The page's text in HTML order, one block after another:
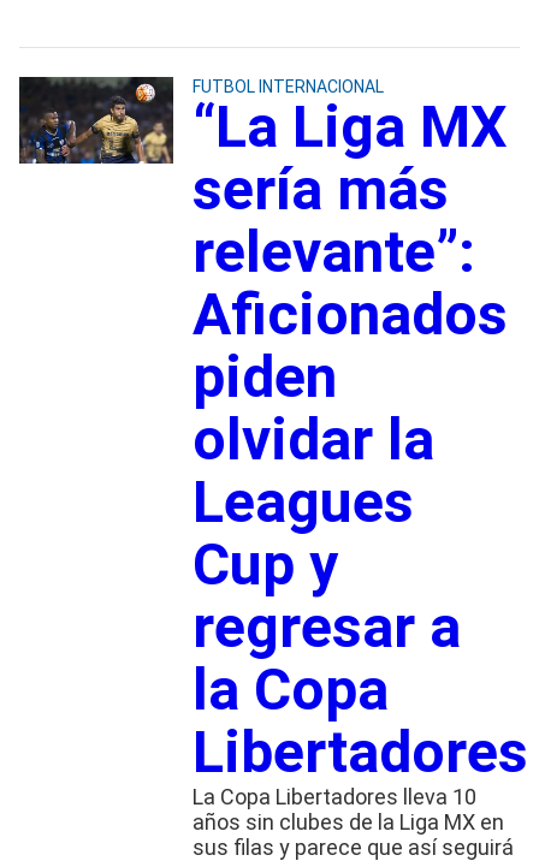
FUTBOL INTERNACIONAL
“La Liga MX
sería más
relevante”:
Aficionados
piden
olvidar la
Leagues
Cup y
regresar a
la Copa
Libertadores
La Copa Libertadores lleva 10
años sin clubes de la Liga MX en
sus filas y parece que así seguirá